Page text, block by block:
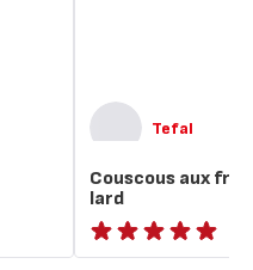
Tefal
Couscous aux
lard
ratings.NaN